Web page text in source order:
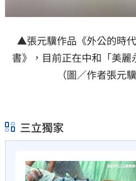
▲張元驥作品《外公的時
書》，目前正在中和「美麗
（圖／作者張元
三立獨家